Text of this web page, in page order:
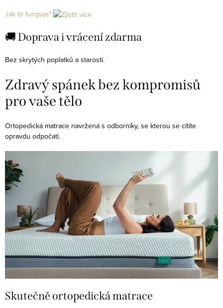
v
k
y
v
p
i
s
u
Jak to funguje?
🚚 Doprava i vrácení zdarma
Bez skrytých poplatků a starostí.
Zdravý spánek bez kompromisů
pro vaše tělo
Ortopedická matrace navržená s odborníky, se kterou se cítíte
opravdu odpočatí.
Skutečně ortopedická matrace️